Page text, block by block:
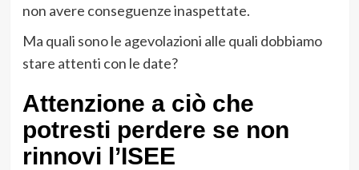
non avere conseguenze inaspettate.
Ma quali sono le agevolazioni alle quali dobbiamo
stare attenti con le date?
Attenzione a ciò che
potresti perdere se non
rinnovi l’ISEE